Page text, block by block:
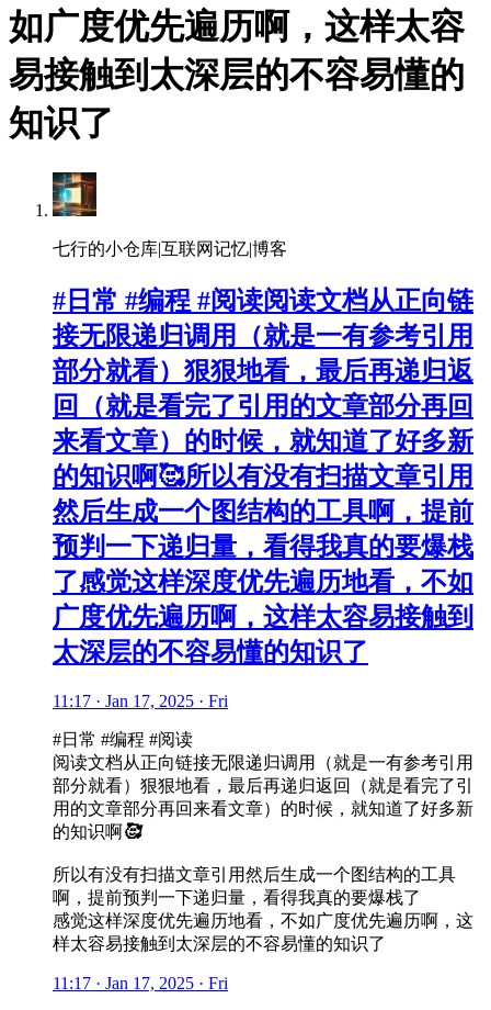
如广度优先遍历啊，这样太容
易接触到太深层的不容易懂的
知识了
七行的小仓库|互联网记忆|博客
#日常 #编程 #阅读阅读文档从正向链
接无限递归调用（就是一有参考引用
部分就看）狠狠地看，最后再递归返
回（就是看完了引用的文章部分再回
来看文章）的时候，就知道了好多新
的知识啊🥰所以有没有扫描文章引用
然后生成一个图结构的工具啊，提前
预判一下递归量，看得我真的要爆栈
了感觉这样深度优先遍历地看，不如
广度优先遍历啊，这样太容易接触到
太深层的不容易懂的知识了
11:17 · Jan 17, 2025 · Fri
#日常 #编程 #阅读
阅读文档从正向链接无限递归调用（就是一有参考引用
部分就看）狠狠地看，最后再递归返回（就是看完了引
用的文章部分再回来看文章）的时候，就知道了好多新
的知识啊🥰
所以有没有扫描文章引用然后生成一个图结构的工具
啊，提前预判一下递归量，看得我真的要爆栈了
感觉这样深度优先遍历地看，不如广度优先遍历啊，这
样太容易接触到太深层的不容易懂的知识了
11:17 · Jan 17, 2025 · Fri